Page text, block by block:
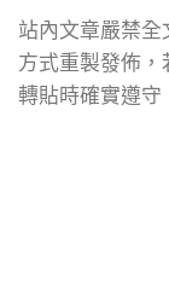
站內文章嚴禁
方式重製發佈
轉貼時確實遵守